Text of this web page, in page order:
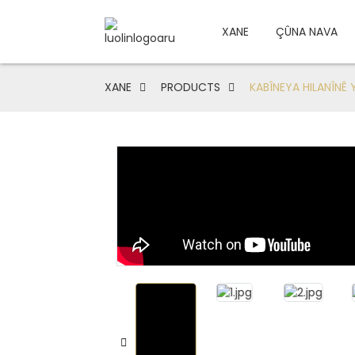
XANE ÇÛNA NAVA
XANE PRODUCTS KABÎNEYA HILANÎNÊ
Loading...
Loading...